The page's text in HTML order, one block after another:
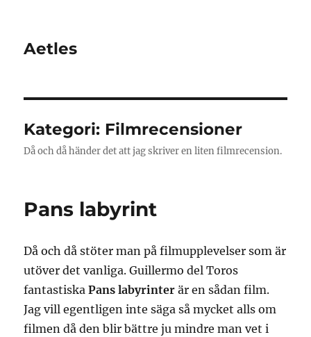
Aetles
Kategori: Filmrecensioner
Då och då händer det att jag skriver en liten filmrecension.
Pans labyrint
Då och då stöter man på filmupplevelser som är
utöver det vanliga. Guillermo del Toros
fantastiskaPans labyrinter är en sådan film.
Jag vill egentligen inte säga så mycket alls om
filmen då den blir bättre ju mindre man vet i